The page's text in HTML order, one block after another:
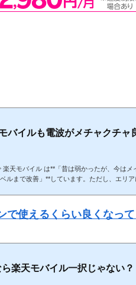
バイルも電波がメチャクチャ
天モバイル は**「昔は弱かったが、今はメ
ルまで改善」**しています。ただし、エリア
で使えるくらい良くなっ
楽天モバイル一択じゃない？